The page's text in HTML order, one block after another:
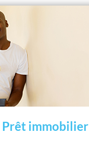
Prêt immobilier